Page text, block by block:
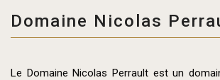
Domaine Nicolas
Le Domaine Nicolas Perrault est un